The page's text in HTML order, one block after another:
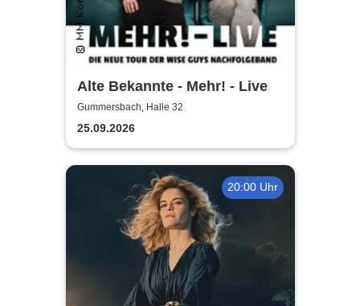
Alte Bekannte - Mehr! - Live
Gummersbach, Halle 32
25.09.2026
20:00 Uhr